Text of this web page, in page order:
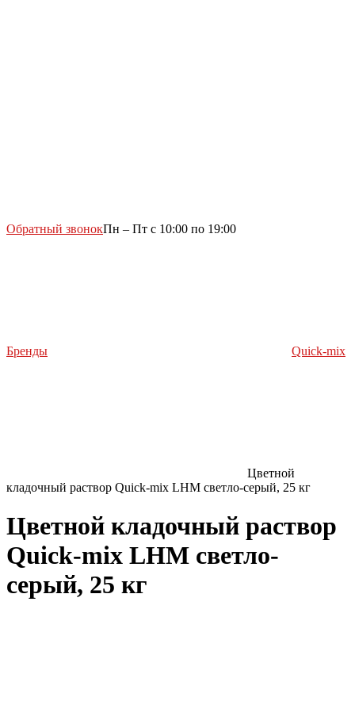
Обратный звонокПн – Пт с 10:00 по 19:00
Бренды Quick-mix
Цветной
кладочный раствор Quick-mix LHM светло-серый, 25 кг
Цветной кладочный раствор
Quick-mix LHM светло-
серый, 25 кг